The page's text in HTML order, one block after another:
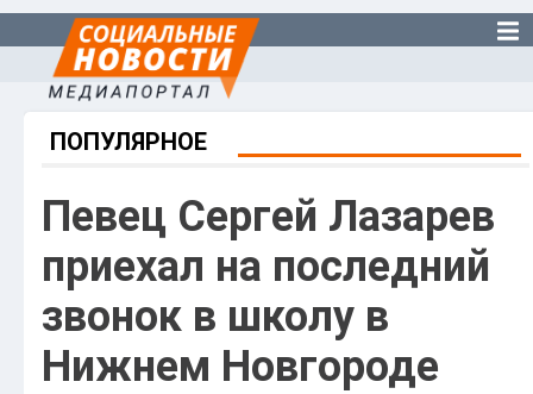
ПОПУЛЯРНОЕ
Певец Сергей Лазарев
приехал на последний
звонок в школу в
Нижнем Новгороде